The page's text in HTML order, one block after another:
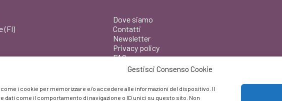
Gestisci Consenso Cookie
i cookie per memorizzare e/o accedere alle informazioni del dispositivo. Il
come il comportamento di navigazione o ID unici su questo sito. Non
(FI)
Dove siamo
Contatti
Newsletter
Privacy policy
FAQ
Facebook